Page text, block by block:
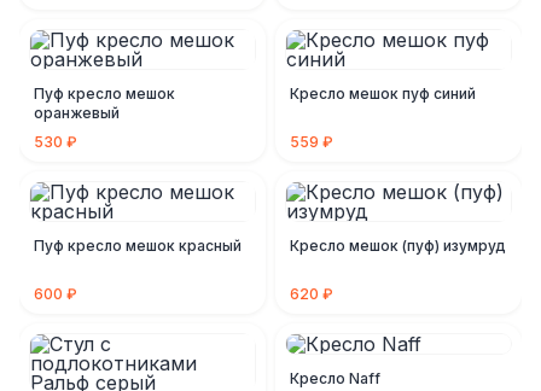
Пуф кресло мешок
оранжевый
530 ₽
Кресло мешок пуф синий
559 ₽
Пуф кресло мешок красный
600 ₽
Кресло мешок (пуф) изумруд
620 ₽
Кресло Naff